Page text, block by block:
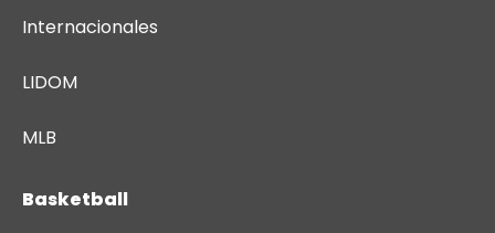
Internacionales
LIDOM
MLB
Basketball